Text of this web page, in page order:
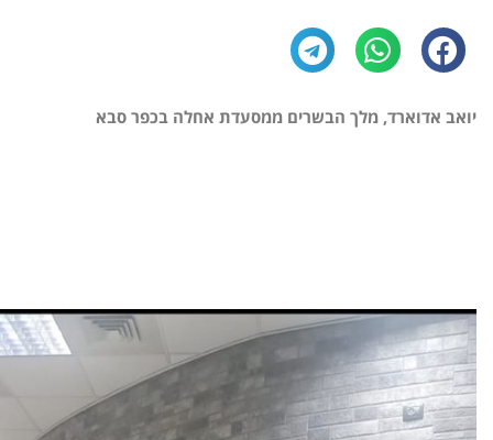
יואב אדוארד, מלך הבשרים ממסעדת אחלה בכפר סבא